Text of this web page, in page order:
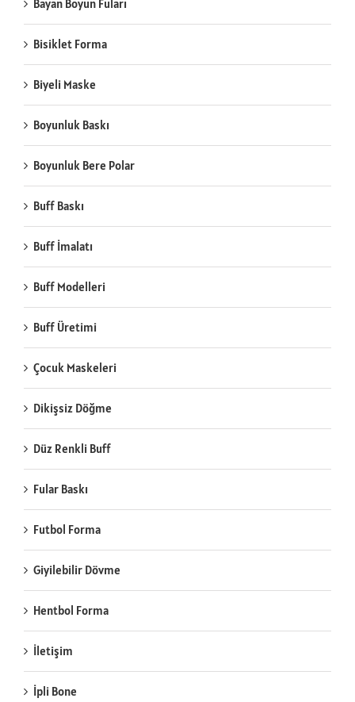
Bayan Boyun Fuları
Bisiklet Forma
Biyeli Maske
Boyunluk Baskı
Boyunluk Bere Polar
Buff Baskı
Buff İmalatı
Buff Modelleri
Buff Üretimi
Çocuk Maskeleri
Dikişsiz Döğme
Düz Renkli Buff
Fular Baskı
Futbol Forma
Giyilebilir Dövme
Hentbol Forma
İletişim
İpli Bone